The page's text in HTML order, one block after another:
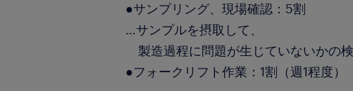
●サンプリング、現場確認：5割
…サンプルを摂取して、
製造過程に問題が生じていないかの
●フォークリフト作業：1割（週1程度）